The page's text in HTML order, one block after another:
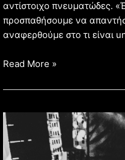
αντίστοιχο πνευματώδες.
προσπαθήσουμε να
αναφερθούμε στο τι είναι
Read More »
Το
αιώνιο
«τσούξιμο»